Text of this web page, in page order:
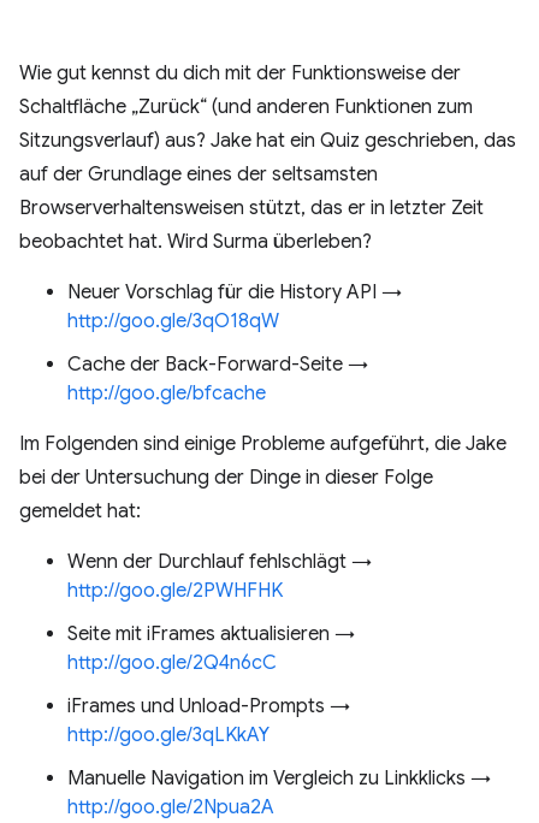
Wie gut kennst du dich mit der Funktionsweise der
Schaltfläche „Zurück“ (und anderen Funktionen zum
Sitzungsverlauf) aus? Jake hat ein Quiz geschrieben, das
auf der Grundlage eines der seltsamsten
Browserverhaltensweisen stützt, das er in letzter Zeit
beobachtet hat. Wird Surma überleben?
Neuer Vorschlag für die History API →
http://goo.gle/3qO18qW
Cache der Back-Forward-Seite →
http://goo.gle/bfcache
Im Folgenden sind einige Probleme aufgeführt, die Jake
bei der Untersuchung der Dinge in dieser Folge
gemeldet hat:
Wenn der Durchlauf fehlschlägt →
http://goo.gle/2PWHFHK
Seite mit iFrames aktualisieren →
http://goo.gle/2Q4n6cC
iFrames und Unload-Prompts →
http://goo.gle/3qLKkAY
Manuelle Navigation im Vergleich zu Linkklicks →
http://goo.gle/2Npua2A